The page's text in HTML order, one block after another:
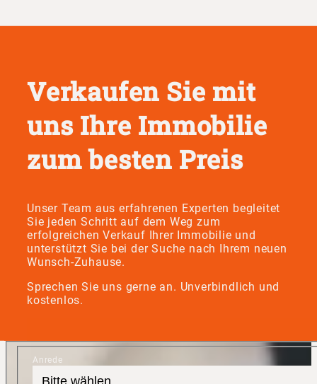
Verkaufen Sie mit
uns Ihre Immobilie
zum besten Preis
Unser Team aus erfahrenen Experten begleitet
Sie jeden Schritt auf dem Weg zum
erfolgreichen Verkauf Ihrer Immobilie und
unterstützt Sie bei der Suche nach Ihrem neuen
Wunsch-Zuhause.
Sprechen Sie uns gerne an. Unverbindlich und
kostenlos.
Anrede